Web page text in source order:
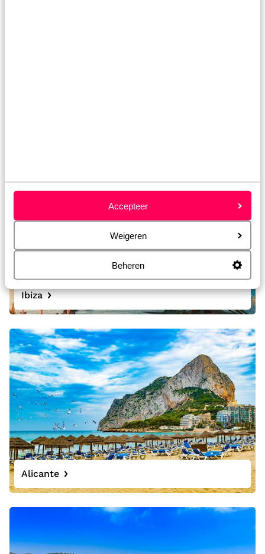
Accepteer
Weigeren
Beheren
Ibiza
Alicante